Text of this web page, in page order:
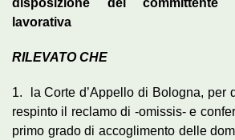
lavorativa
RILEVATO CHE
1. la Corte d’Appello di Bologna, per
respinto il reclamo di -omissis- e
primo grado di accoglimento delle